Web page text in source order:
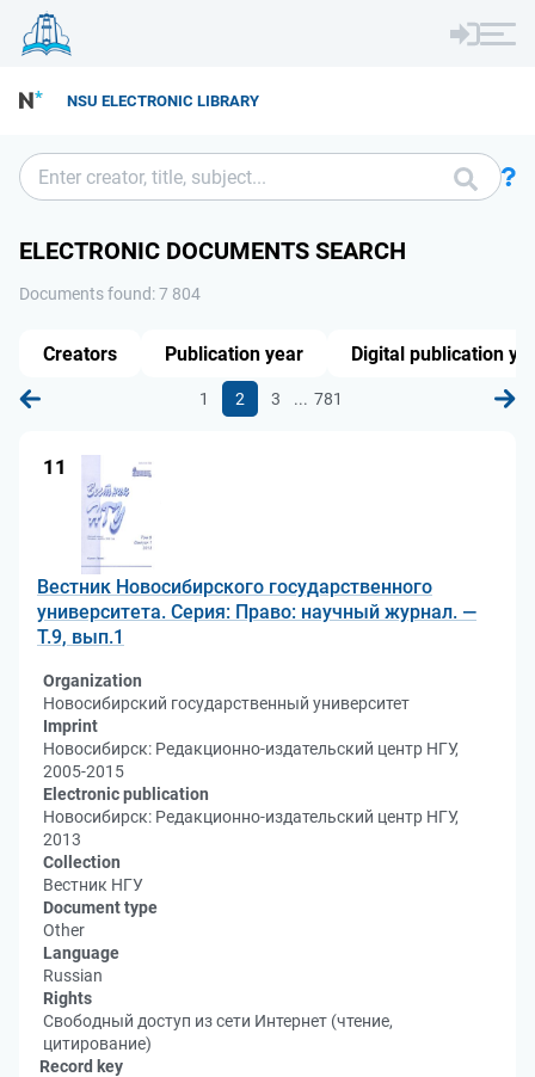
NSU ELECTRONIC LIBRARY
ELECTRONIC DOCUMENTS SEARCH
Documents found: 7 804
1 2 3 ... 781
11
Вестник Новосибирского государственного
университета. Серия: Право: научный журнал. —
Т.9, вып.1
Organization
Новосибирский государственный университет
Imprint
Новосибирск: Редакционно-издательский центр НГУ,
2005-2015
Electronic publication
Новосибирск: Редакционно-издательский центр НГУ,
2013
Collection
Вестник НГУ
Document type
Other
Language
Russian
Rights
Свободный доступ из сети Интернет (чтение,
цитирование)
Record key
Creators Publication year Digital publication